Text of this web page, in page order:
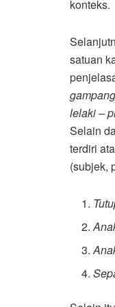
konteks.
satuan
lelaki –
Selain
terdiri
(subjek,